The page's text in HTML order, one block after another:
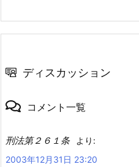
ディスカッション
コメント一覧
刑法第２６１条
より:
2003年12月31日 23:20